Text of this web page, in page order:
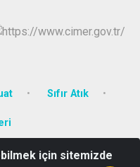
Sıfır Atık
No:17 Kat 1 Efeler AYDIN
için sitemizde